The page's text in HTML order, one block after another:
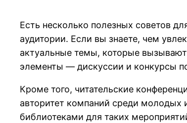
Есть несколько полезных советов
аудитории. Если вы знаете, чем
актуальные темы, которые
элементы — дискуссии и конкурсы
Кроме того, читательские
авторитет компаний среди молодых
библиотеками для таких